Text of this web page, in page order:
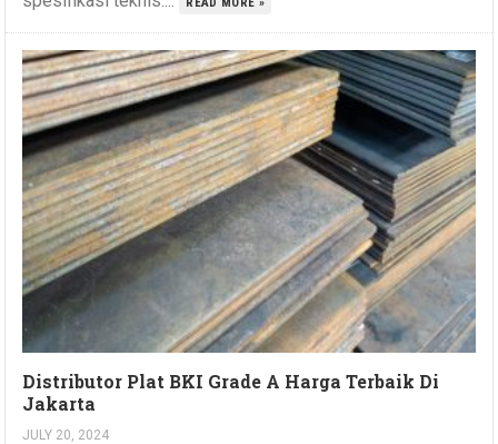
READ MORE »
Distributor Plat BKI Grade A Harga Terbaik Di
Jakarta
JULY 20, 2024